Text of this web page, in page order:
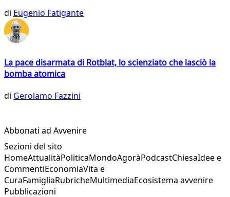
di Eugenio Fatigante
La pace disarmata di Rotblat, lo scienziato che lasciò la
bomba atomica
di Gerolamo Fazzini
Abbonati ad Avvenire
Sezioni del sito
HomeAttualitàPoliticaMondoAgoràPodcastChiesaIdee e
CommentiEconomiaVita e
CuraFamigliaRubricheMultimediaEcosistema avvenire
Pubblicazioni